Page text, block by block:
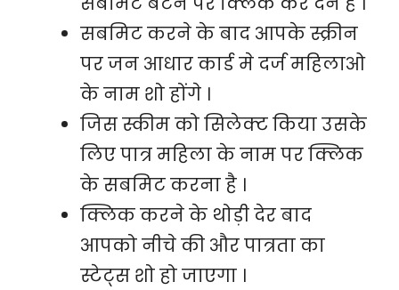
सबमिट करने के बाद आपके स्क्रीन
पर जन आधार कार्ड मे दर्ज महिलाओ
के नाम शो होंगे ।
जिस स्कीम को सिलेक्ट किया उसके
लिए पात्र महिला के नाम पर क्लिक
के सबमिट करना है ।
क्लिक करने के थोड़ी देर बाद
आपको नीचे की और पात्रता का
स्टेट्स शो हो जाएगा ।